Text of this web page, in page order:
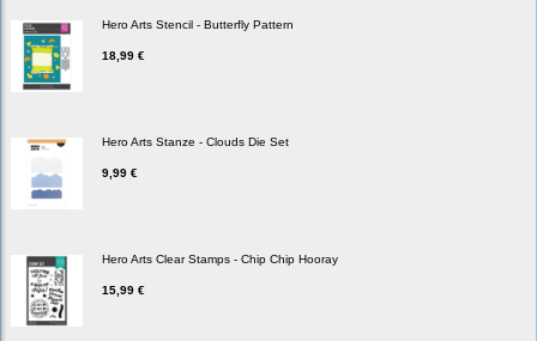
Hero Arts Stencil - Butterfly Pattern
18,99 €
Hero Arts Stanze - Clouds Die Set
9,99 €
Hero Arts Clear Stamps - Chip Chip Hooray
15,99 €